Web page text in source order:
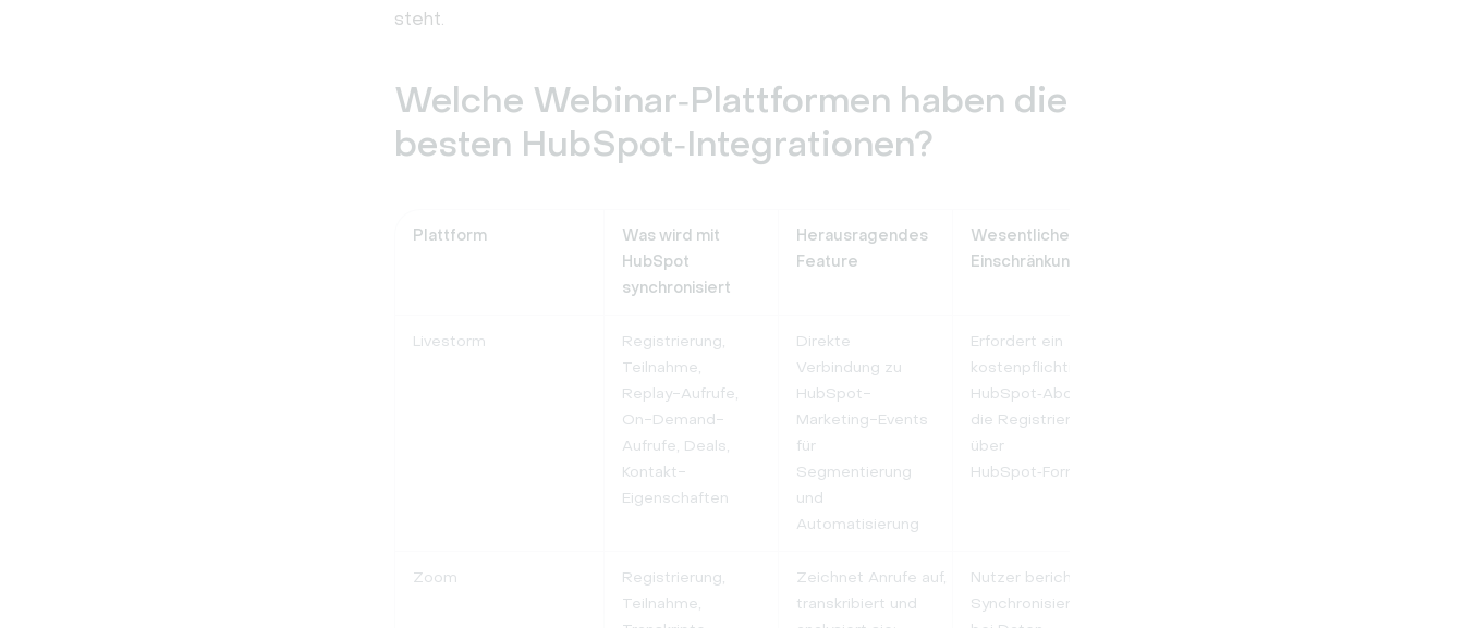
steht.
Welche Webinar‑Plattformen haben die
besten HubSpot‑Integrationen?
Plattform
Was wird mit
HubSpot
synchronisiert
Herausragendes
Feature
Wesentliche
Einschränkung
Livestorm
Registrierung,
Teilnahme,
Replay-Aufrufe,
On-Demand-
Aufrufe, Deals,
Kontakt-
Eigenschaften
Direkte
Verbindung zu
HubSpot-
Marketing-Events
für
Segmentierung
und
Automatisierung
Erfordert ein
kostenpflichtiges
HubSpot‑Abo für
die Registrierung
über
HubSpot‑Formulare
Zoom
Registrierung,
Teilnahme,
Zeichnet Anrufe auf,
transkribiert und
Nutzer berichten von
Synchronisierungsfehlern